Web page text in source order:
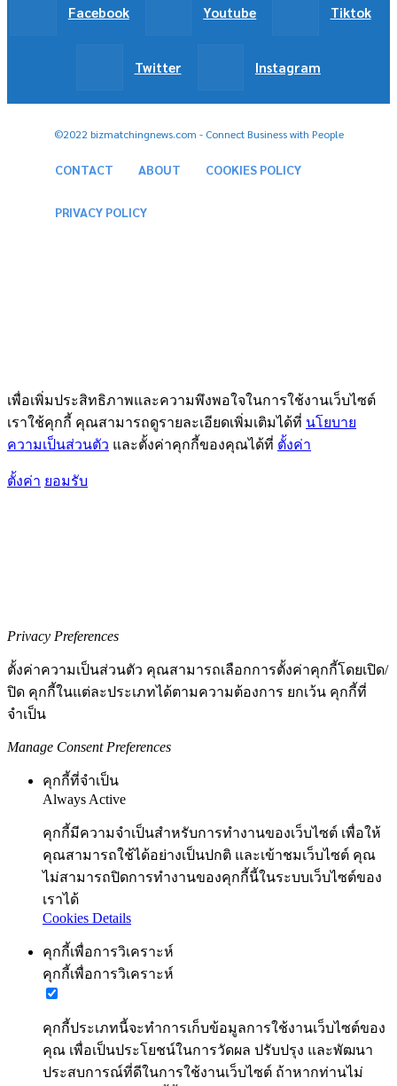
Facebook Youtube Tiktok
Twitter Instagram
©2022 bizmatchingnews.com - Connect Business with People
CONTACT ABOUT COOKIES POLICY
PRIVACY POLICY
เพื่อเพิ่มประสิทธิภาพและความพึงพอใจในการใช้งานเว็บไซต์
เราใช้คุกกี้ คุณสามารถดูรายละเอียดเพิ่มเติมได้ที่ นโยบาย
ความเป็นส่วนตัว และตั้งค่าคุกกี้ของคุณได้ที่ ตั้งค่า
ตั้งค่า ยอมรับ
Privacy Preferences
ตั้งค่าความเป็นส่วนตัว คุณสามารถเลือกการตั้งค่าคุกกี้โดยเปิด/
ปิด คุกกี้ในแต่ละประเภทได้ตามความต้องการ ยกเว้น คุกกี้ที่
จำเป็น
Manage Consent Preferences
คุกกี้ที่จำเป็น
Always Active
คุกกี้มีความจำเป็นสำหรับการทำงานของเว็บไซต์ เพื่อให้
คุณสามารถใช้ได้อย่างเป็นปกติ และเข้าชมเว็บไซต์ คุณ
ไม่สามารถปิดการทำงานของคุกกี้นี้ในระบบเว็บไซต์ของ
เราได้
Cookies Details
คุกกี้เพื่อการวิเคราะห์
คุกกี้เพื่อการวิเคราะห์
คุกกี้ประเภทนี้จะทำการเก็บข้อมูลการใช้งานเว็บไซต์ของ
คุณ เพื่อเป็นประโยชน์ในการวัดผล ปรับปรุง และพัฒนา
ประสบการณ์ที่ดีในการใช้งานเว็บไซต์ ถ้าหากท่านไม่